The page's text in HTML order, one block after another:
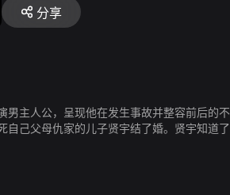
分享
男主人公，呈现他在发生事故并整容前后的
自己父母仇家的儿子贤宇结了婚。贤宇知道